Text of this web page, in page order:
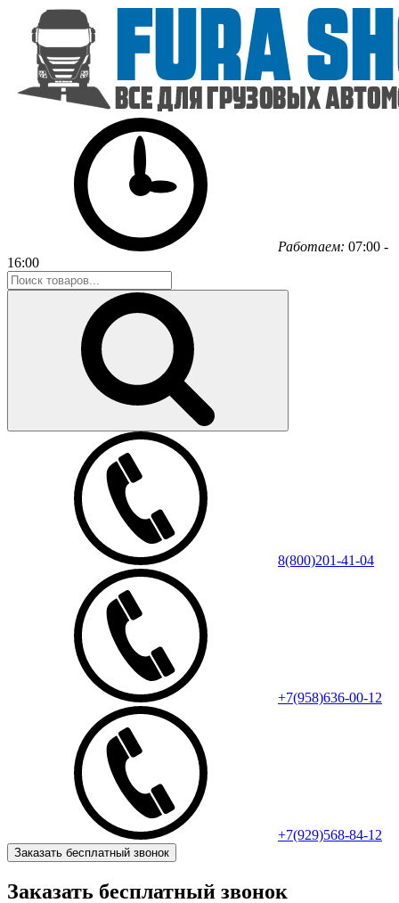
Работаем: 07:00 -
16:00
8(800)201-41-04
+7(958)636-00-12
+7(929)568-84-12
Заказать бесплатный звонок
Заказать бесплатный звонок